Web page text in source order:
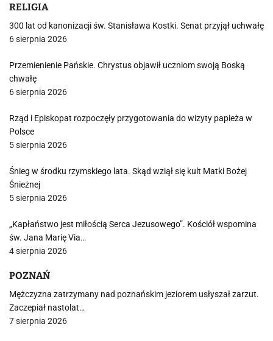
RELIGIA
300 lat od kanonizacji św. Stanisława Kostki. Senat przyjął uchwałę
6 sierpnia 2026
Przemienienie Pańskie. Chrystus objawił uczniom swoją Boską
chwałę
6 sierpnia 2026
Rząd i Episkopat rozpoczęły przygotowania do wizyty papieża w
Polsce
5 sierpnia 2026
Śnieg w środku rzymskiego lata. Skąd wziął się kult Matki Bożej
Śnieżnej
5 sierpnia 2026
„Kapłaństwo jest miłością Serca Jezusowego”. Kościół wspomina
św. Jana Marię Via…
4 sierpnia 2026
POZNAŃ
Mężczyzna zatrzymany nad poznańskim jeziorem usłyszał zarzut.
Zaczepiał nastolat…
7 sierpnia 2026